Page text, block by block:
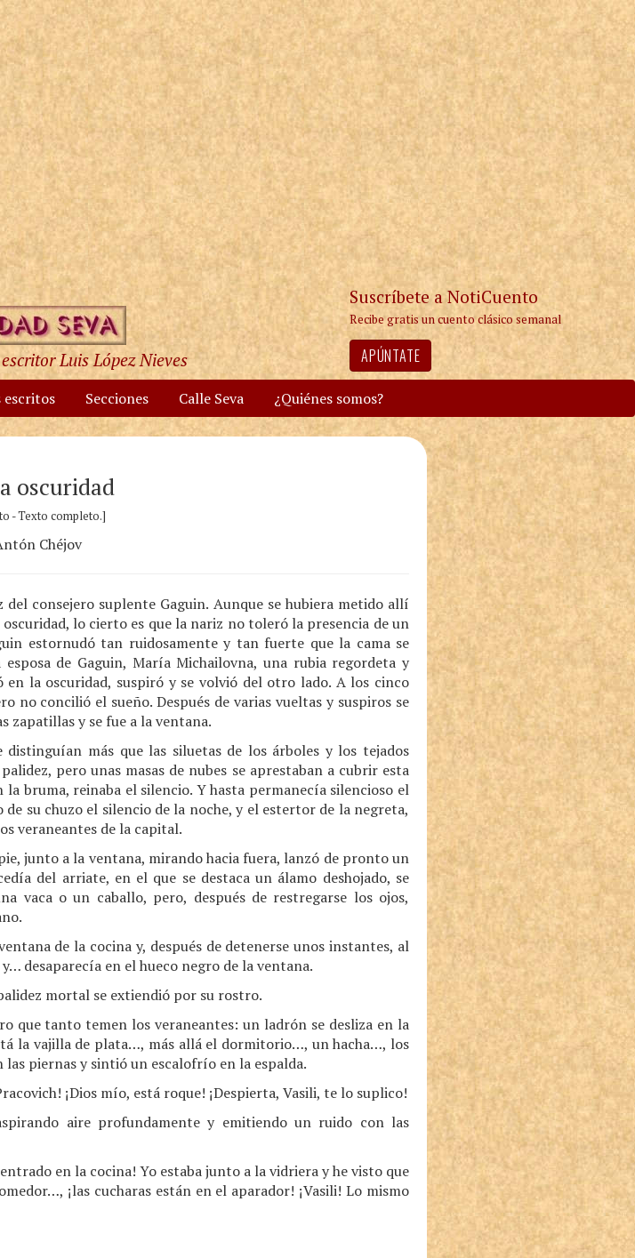
Luis López Nieves
Suscríbete a NotiCuento
Recibe gratis un cuento clásico semanal
APÚNTATE
escritos Secciones Calle Seva ¿Quiénes somos?
oscuridad
- Texto completo.]
Chéjov
consejero suplente Gaguin. Aunque se hubiera metido allí
lo cierto es que la nariz no toleró la presencia de un
estornudó tan ruidosamente y tan fuerte que la cama se
de Gaguin, María Michailovna, una rubia regordeta y
la oscuridad, suspiró y se volvió del otro lado. A los cinco
no concilió el sueño. Después de varias vueltas y suspiros se
zapatillas y se fue a la ventana.
más que las siluetas de los árboles y los tejados
pero unas masas de nubes se aprestaban a cubrir esta
bruma, reinaba el silencio. Y hasta permanecía silencioso el
su chuzo el silencio de la noche, y el estertor de la negreta,
veraneantes de la capital.
junto a la ventana, mirando hacia fuera, lanzó de pronto un
del arriate, en el que se destaca un álamo deshojado, se
vaca o un caballo, pero, después de restregarse los ojos,
de la cocina y, después de detenerse unos instantes, al
desaparecía en el hueco negro de la ventana.
mortal se extiendió por su rostro.
que tanto temen los veraneantes: un ladrón se desliza en la
la vajilla de plata…, más allá el dormitorio…, un hacha…, los
piernas y sintió un escalofrío en la espalda.
¡Dios mío, está roque! ¡Despierta, Vasili, te lo suplico!
aire profundamente y emitiendo un ruido con las
en la cocina! Yo estaba junto a la vidriera y he visto que
¡las cucharas están en el aparador! ¡Vasili! Lo mismo